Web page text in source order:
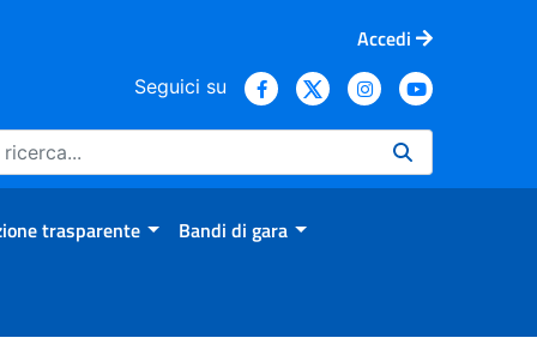
Accedi
Seguici su
trasparente Bandi di gara